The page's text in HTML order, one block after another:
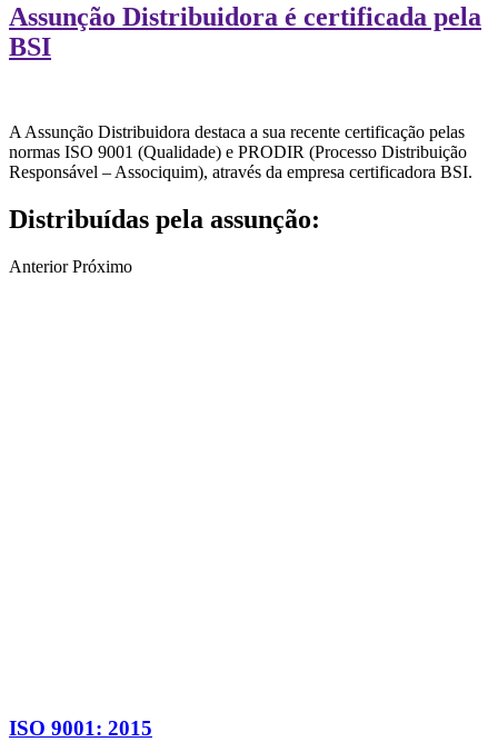
Assunção Distribuidora é certificada pela
BSI
A Assunção Distribuidora destaca a sua recente certificação pelas
normas ISO 9001 (Qualidade) e PRODIR (Processo Distribuição
Responsável – Associquim), através da empresa certificadora BSI.
Distribuídas pela assunção:
Anterior Próximo
ISO 9001: 2015